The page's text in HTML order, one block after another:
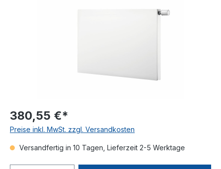
380,55 €*
Preise inkl. MwSt. zzgl. Versandkosten
Versandfertig in 10 Tagen, Lieferzeit 2-5 Werktage